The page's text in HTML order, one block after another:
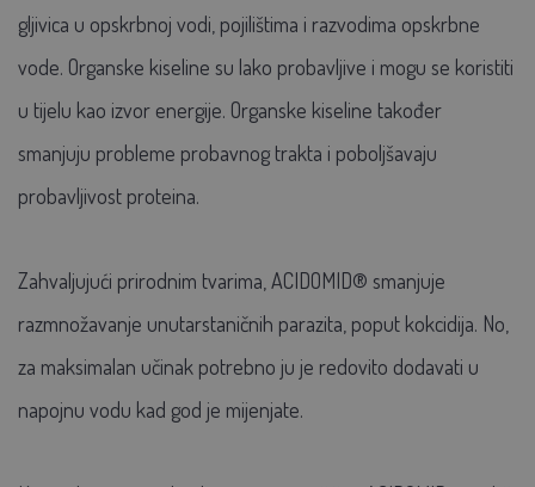
gljivica u opskrbnoj vodi, pojilištima i razvodima opskrbne
vode. Organske kiseline su lako probavljive i mogu se koristiti
u tijelu kao izvor energije. Organske kiseline također
smanjuju probleme probavnog trakta i poboljšavaju
probavljivost proteina.
Zahvaljujući prirodnim tvarima, ACIDOMID® smanjuje
razmnožavanje unutarstaničnih parazita, poput kokcidija. No,
za maksimalan učinak potrebno ju je redovito dodavati u
napojnu vodu kad god je mijenjate.